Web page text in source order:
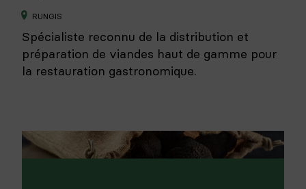
RUNGIS
Spécialiste reconnu de la distribution et
préparation de viandes haut de gamme pour
la restauration gastronomique.